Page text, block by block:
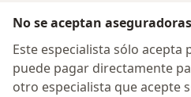
No se aceptan aseguradoras
Este especialista sólo acepta
puede pagar directamente
otro especialista que acepte